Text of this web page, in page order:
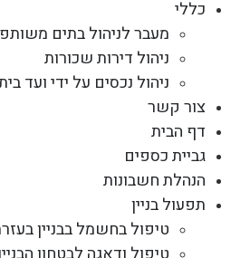
כללי
מעבר לניהול בתים
ניהול דירות שכורות
ניהול נכסים על ידי ועד בית
צור קשר
דף הבית
גביית כספים
הנהלת חשבונות
תפעול בניין
טיפול בחשמל בבניין